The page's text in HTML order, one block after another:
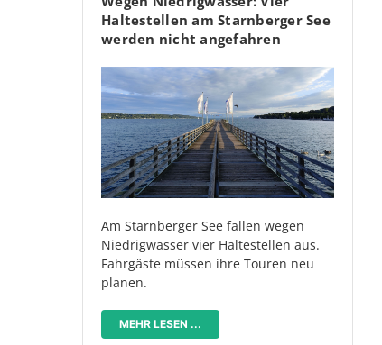
Haltestellen am Starnberger See
werden nicht angefahren
Am Starnberger See fallen wegen
Niedrigwasser vier Haltestellen aus.
Fahrgäste müssen ihre Touren neu
planen.
MEHR LESEN ...